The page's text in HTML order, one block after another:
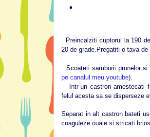
Preincalziti cuptorul la 190
20 de grade.Pregatiti o tava
Scoateti samburii prunelor
pe canalul meu youtube).
Intr-un castron amestecati
felul acesta sa se disperseze
Separat in alt castron bateti
coaguleze ouale si stricati